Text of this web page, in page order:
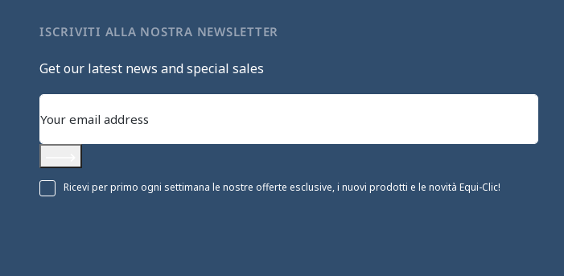
ISCRIVITI ALLA NOSTRA NEWSLETTER
Get our latest news and special sales
Ricevi per primo ogni settimana le nostre offerte esclusive, i nuovi prodotti e le novità Equi-Clic!